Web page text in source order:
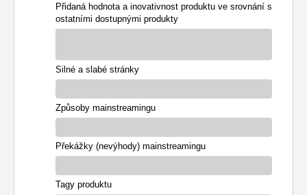
Přidaná hodnota a inovativnost produktu ve srovnání s
ostatními dostupnými produkty
Silné a slabé stránky
Způsoby mainstreamingu
Překážky (nevýhody) mainstreamingu
Tagy produktu